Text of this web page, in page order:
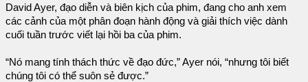
David Ayer, đạo diễn và biên kịch của phim, đang cho anh xem
các cảnh của một phân đoạn hành động và giải thích việc dành
cuối tuần trước viết lại hồi ba của phim.
“Nó mang tính thách thức về đạo đức,” Ayer nói, “nhưng tôi biết
chúng tôi có thể suôn sẻ được.”